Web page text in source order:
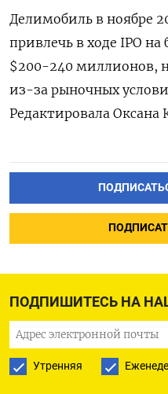
ПОДПИШИТЕСЬ НА
Утренняя
Делимобиль в ноябре
привлечь в ходе IPO
$200-240 миллионов,
из-за рыночных
Редактировала Оксана
планирует